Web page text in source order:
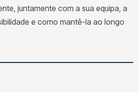
juntamente com a sua equipa, a
e como mantê-la ao longo